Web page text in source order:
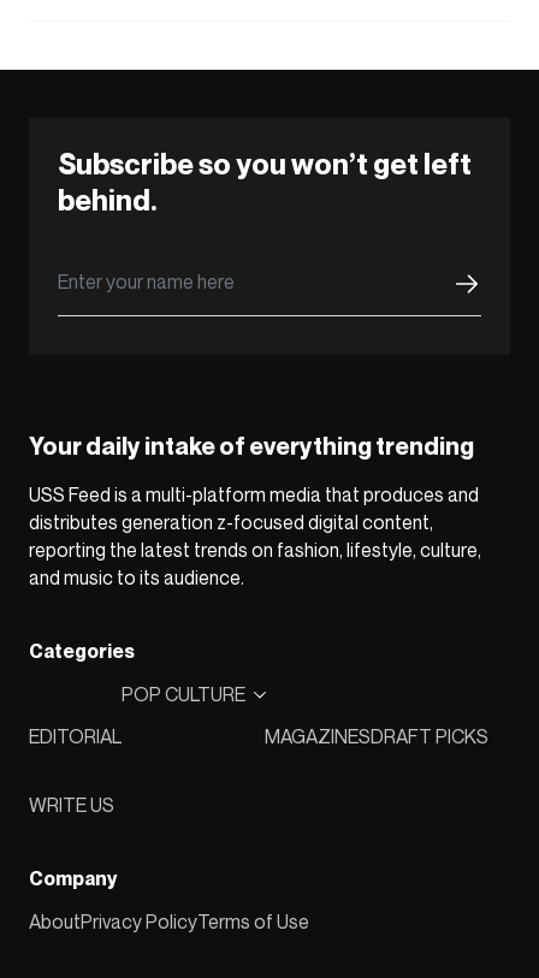
Subscribe so you won’t get left
behind.
Your daily intake of everything trending
USS Feed is a multi-platform media that produces and
distributes generation z-focused digital content,
reporting the latest trends on fashion, lifestyle, culture,
and music to its audience.
Categories
EDITORIAL
POP CULTURE
MAGAZINESDRAFT PICKS
WRITE US
Company
AboutPrivacy PolicyTerms of Use